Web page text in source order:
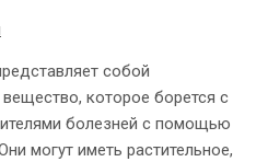
собой
которое борется с
болезней с помощью
могут иметь растительное,